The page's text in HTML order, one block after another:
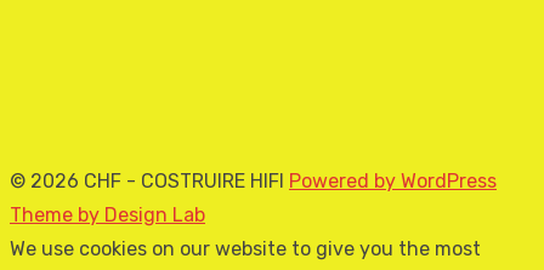
© 2026 CHF - COSTRUIRE HIFI Powered by WordPress
Theme by Design Lab
We use cookies on our website to give you the most